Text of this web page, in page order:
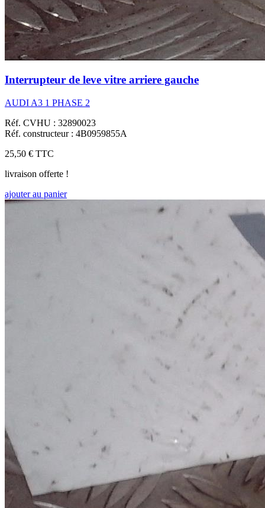
Interrupteur de leve vitre arriere gauche
AUDI A3 1 PHASE 2
Réf. CVHU : 32890023
Réf. constructeur : 4B0959855A
25,50 € TTC
livraison offerte !
ajouter au panier